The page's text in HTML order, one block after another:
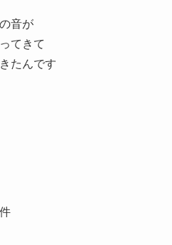
音が
てきて
たんです